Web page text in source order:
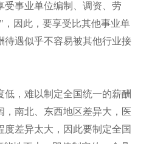
受事业单位编制、调资、劳
因此，要享受比其他事业单
待遇似乎不容易被其他行业接
低，难以制定全国统一的薪酬
，南北、东西地区差异大，医
度差异太大，因此要制定全国